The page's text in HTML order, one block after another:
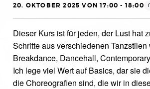
20. OKTOBER 2025 VON 17:00 - 18:00
Dieser Kurs ist für jeden, der Lust hat
Schritte aus verschiedenen
Breakdance, Dancehall,
Ich lege viel Wert auf Basics, dar sie
die Choreografien sind, die wir in